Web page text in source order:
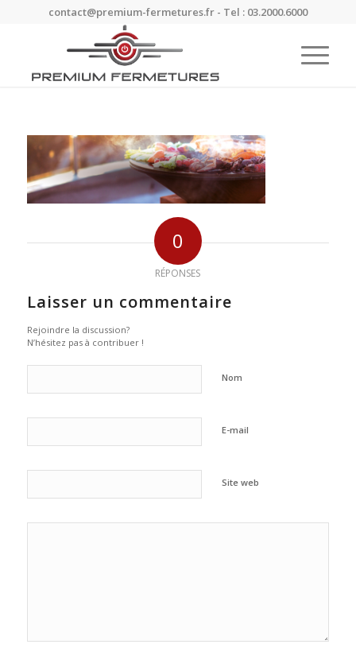
contact@premium-fermetures.fr - Tel : 03.2000.6000
0
RÉPONSES
Laisser un commentaire
Rejoindre la discussion?
N’hésitez pas à contribuer !
Nom
E-mail
Site web